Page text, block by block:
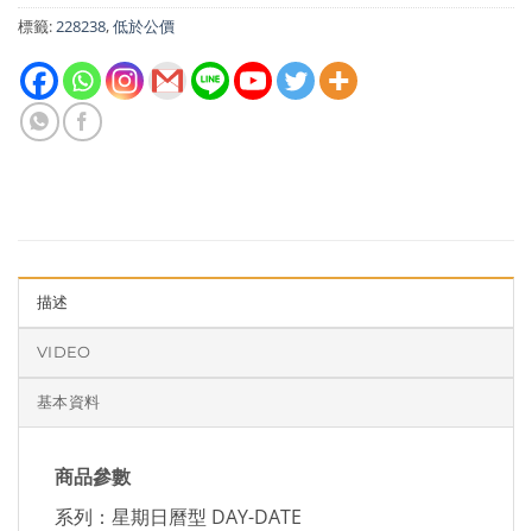
標籤:228238,低於公價
描述
VIDEO
基本資料
商品參數
系列：星期日曆型 DAY-DATE